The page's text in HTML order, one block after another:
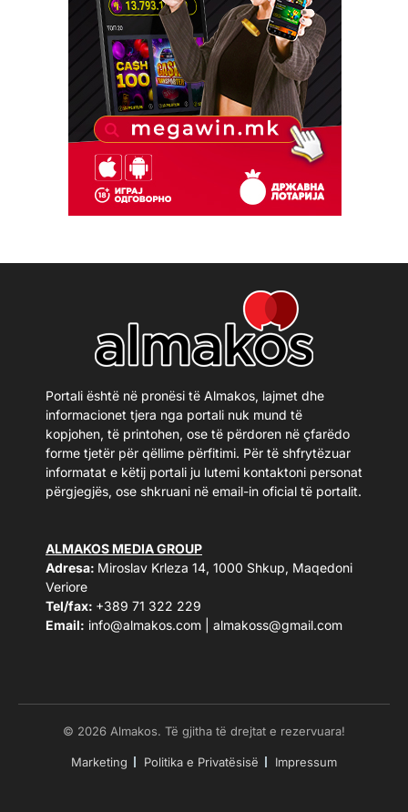
Portali është në pronësi të Almakos, lajmet dhe
informacionet tjera nga portali nuk mund të
kopjohen, të printohen, ose të përdoren në çfarëdo
forme tjetër për qëllime përfitimi. Për të shfrytëzuar
informatat e këtij portali ju lutemi kontaktoni personat
përgjegjës, ose shkruani në email-in oficial të portalit.
ALMAKOS MEDIA GROUP
Adresa: Miroslav Krleza 14, 1000 Shkup, Maqedoni
Veriore
Tel/fax: +389 71 322 229
Email: info@almakos.com almakoss@gmail.com
© 2026 Almakos. Të gjitha të drejtat e rezervuara!
Marketing Politika e Privatësisë Impressum